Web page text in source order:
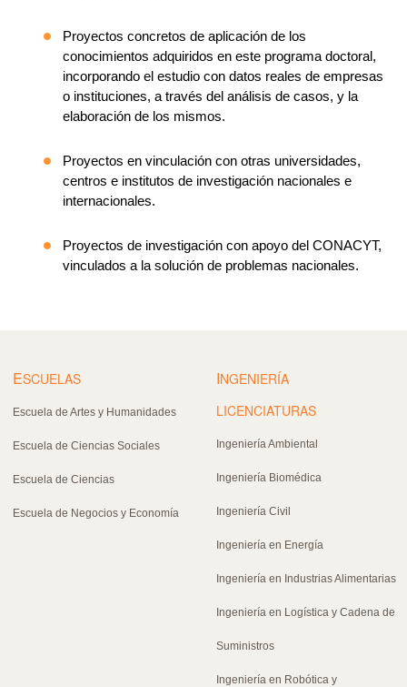
Proyectos concretos de aplicación de los
conocimientos adquiridos en este programa doctoral,
incorporando el estudio con datos reales de empresas
o instituciones, a través del análisis de casos, y la
elaboración de los mismos.
Proyectos en vinculación con otras universidades,
centros e institutos de investigación nacionales e
internacionales.
Proyectos de investigación con apoyo del CONACYT,
vinculados a la solución de problemas nacionales.
ESCUELAS
Escuela de Artes y Humanidades
Escuela de Ciencias Sociales
Escuela de Ciencias
Escuela de Negocios y Economía
INGENIERÍA
LICENCIATURAS
Ingeniería Ambiental
Ingeniería Biomédica
Ingeniería Civil
Ingeniería en Energía
Ingeniería en Industrias Alimentarias
Ingeniería en Logística y Cadena de
Suministros
Ingeniería en Robótica y